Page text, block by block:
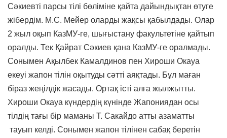
Сәкиевті парсы тілі бөліміне қайта дайындықтан өтуге
жібердім. М.С. Мейер оларды жақсы қабылдады. Олар
2 жыл оқып КазМУ-ге, шығыстану факультетіне қайтып
оралды. Тек Қайрат Сәкиев қана КазМУ-ге оралмады.
Сонымен Ақылбек Камалдинов пен Хироши Окауа
екеуі жапон тілін оқытуды сәтті аяқтады. Бұл маған
біраз жеңілдік жасады. Ортақ істі алға жылжытты.
Хироши Окауа күндердің күнінде Жапониядан осы
тілдің тағы бір маманы Т. Сакайдо атты азаматты
тауып келді. Сонымен жапон тілінен сабақ беретін